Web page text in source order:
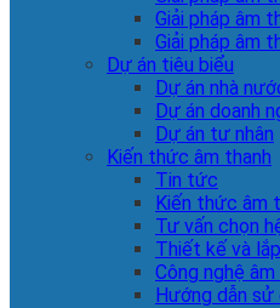
Giải pháp âm
Giải pháp âm
Dự án tiêu biểu
Dự án nhà
Dự án doanh
Dự án tư nhân
Kiến thức âm thanh
Tin tức
Kiến thức âm
Tư vấn chọn
Thiết kế và
Công nghệ
Hướng dẫn